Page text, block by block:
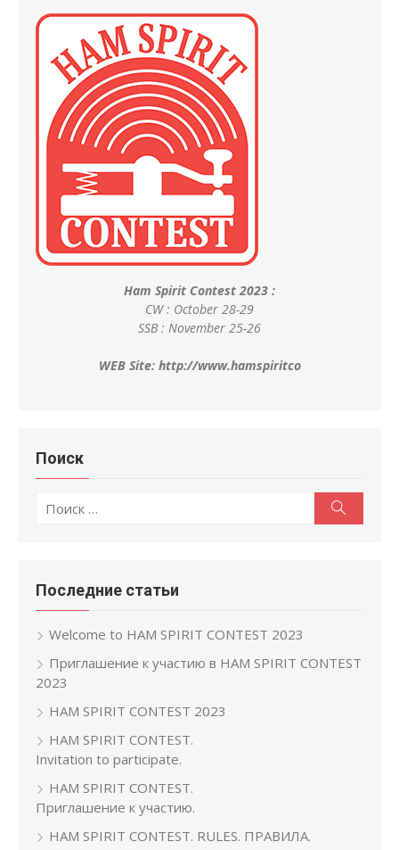
Ham Spirit Contest 2023 :
CW : October 28-29
SSB : November 25-26
WEB Site: http://www.hamspiritco
Поиск
Поиск
Последние статьи
Welcome to HAM SPIRIT CONTEST 2023
Приглашение к участию в HAM SPIRIT CONTEST
2023
HAM SPIRIT CONTEST 2023
HAM SPIRIT CONTEST.
Invitation to participate.
HAM SPIRIT CONTEST.
Приглашение к участию.
HAM SPIRIT CONTEST. RULES. ПРАВИЛА.